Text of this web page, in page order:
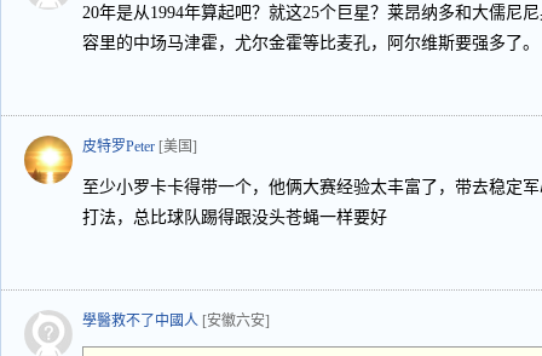
20年是从1994年算起吧？就这25个巨星？莱昂纳多和大儒尼
容里的中场马津霍，尤尔金霍等比麦孔，阿尔维斯要强多了。
皮特罗Peter [美国]
至少小罗卡卡得带一个，他俩大赛经验太丰富了，带去稳定
打法，总比球队踢得跟没头苍蝇一样要好
學醫救不了中國人 [安徽六安]